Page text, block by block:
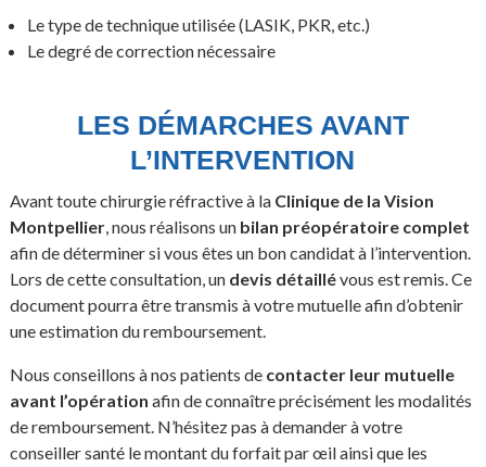
Le type de technique utilisée (LASIK, PKR, etc.)
Le degré de correction nécessaire
LES DÉMARCHES AVANT
L’INTERVENTION
Avant toute chirurgie réfractive à la Clinique de la Vision
Montpellier, nous réalisons un bilan préopératoire complet
afin de déterminer si vous êtes un bon candidat à l’intervention.
Lors de cette consultation, un devis détaillévous est remis. Ce
document pourra être transmis à votre mutuelle afin d’obtenir
une estimation du remboursement.
Nous conseillons à nos patients de contacter leur mutuelle
avant l’opération afin de connaître précisément les modalités
de remboursement. N’hésitez pas à demander à votre
conseiller santé le montant du forfait par œil ainsi que les